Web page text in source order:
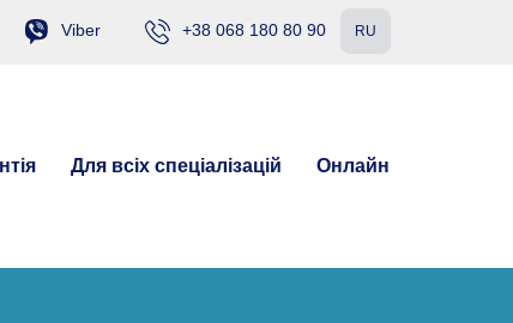
Viber +38 068 180 80 90 RU
Для всіх спеціалізацій Онлайн